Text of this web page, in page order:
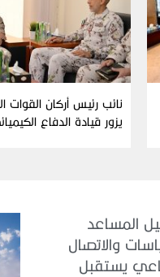
نائب رئيس أركان القوات
يزور قيادة الدفاع
المساعد
والاتصال
يستقبل